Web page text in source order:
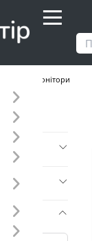
Монітори